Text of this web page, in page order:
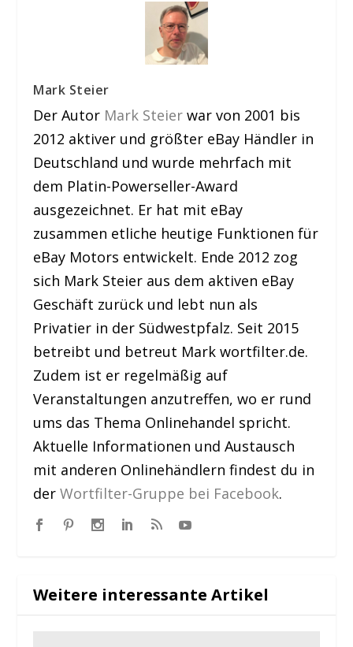
Mark Steier
Der Autor Mark Steier war von 2001 bis
2012 aktiver und größter eBay Händler in
Deutschland und wurde mehrfach mit
dem Platin-Powerseller-Award
ausgezeichnet. Er hat mit eBay
zusammen etliche heutige Funktionen für
eBay Motors entwickelt. Ende 2012 zog
sich Mark Steier aus dem aktiven eBay
Geschäft zurück und lebt nun als
Privatier in der Südwestpfalz. Seit 2015
betreibt und betreut Mark wortfilter.de.
Zudem ist er regelmäßig auf
Veranstaltungen anzutreffen, wo er rund
ums das Thema Onlinehandel spricht.
Aktuelle Informationen und Austausch
mit anderen Onlinehändlern findest du in
derWortfilter-Gruppe bei Facebook.
Weitere interessante Artikel